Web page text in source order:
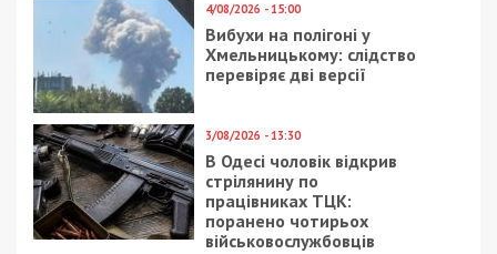
4/08/2026 - 15:00
Вибухи на полігоні у
Хмельницькому: слідство
перевіряє дві версії
3/08/2026 - 13:30
В Одесі чоловік відкрив
стрілянину по
працівниках ТЦК:
поранено чотирьох
військовослужбовців